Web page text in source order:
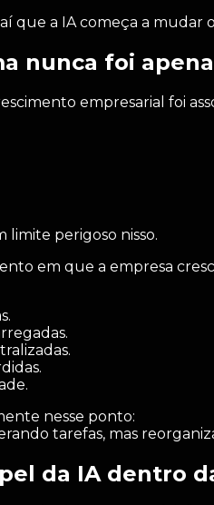
que a IA começa a mudar
nunca foi
empresarial foi
limite perigoso nisso.
em que a empresa
nesse ponto:
tarefas, mas
da IA dentro